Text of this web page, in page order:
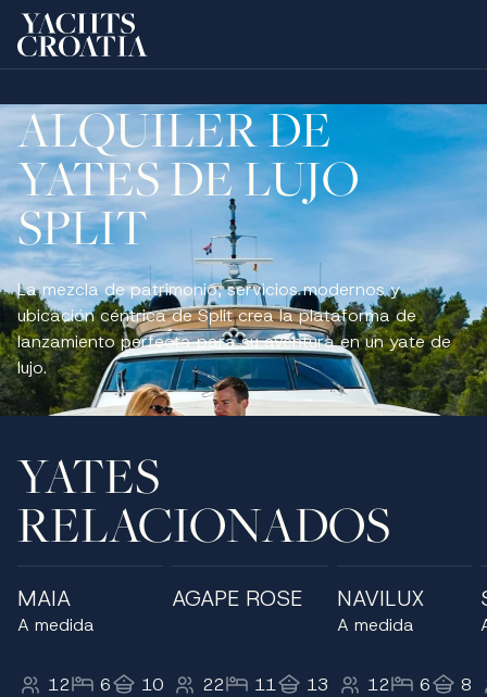
ALQUILER DE
YATES DE LUJO
SPLIT
La mezcla de patrimonio, servicios modernos y
ubicación céntrica de Split crea la plataforma de
lanzamiento perfecta para su aventura en un yate de
lujo.
YATES
RELACIONADOS
MAIA
A medida
12 6 10
AGAPE ROSE
22 11 13
NAVILUX
A medida
12 6 8